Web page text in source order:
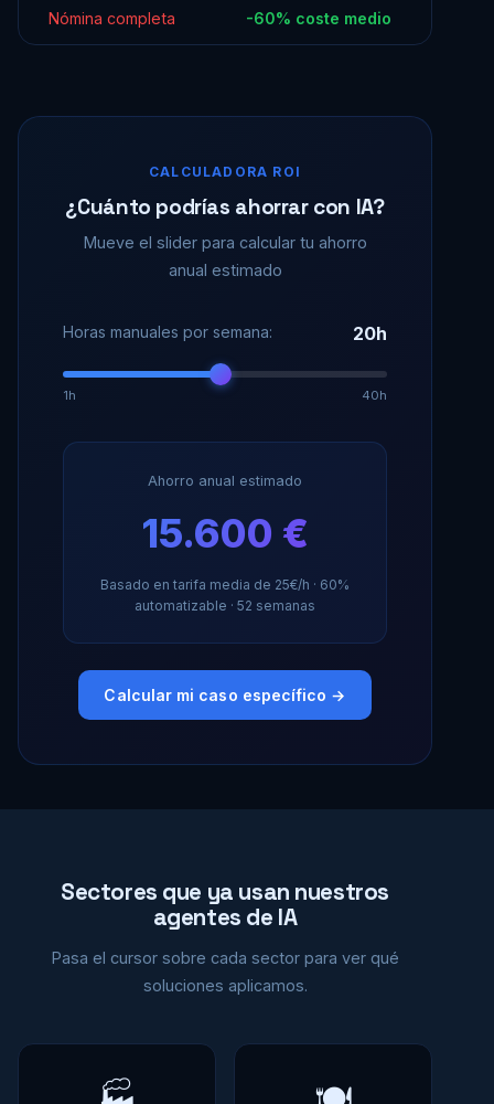
Nómina completa -60% coste medio
CALCULADORA ROI
¿Cuánto podrías ahorrar con IA?
Mueve el slider para calcular tu ahorro
anual estimado
Horas manuales por semana: 20h
1h 40h
Ahorro anual estimado
15.600 €
Basado en tarifa media de 25€/h · 60%
automatizable · 52 semanas
Calcular mi caso específico →
Sectores que ya usan nuestros
agentes de IA
Pasa el cursor sobre cada sector para ver qué
soluciones aplicamos.